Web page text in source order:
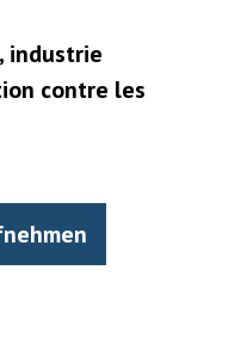
industrie
contre les